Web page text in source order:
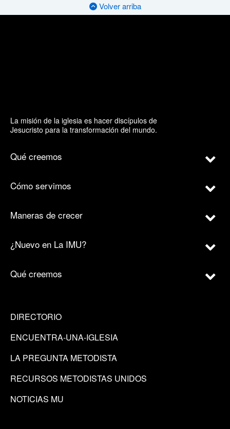
Volver arriba
La misión de la iglesia es hacer discípulos de
Jesucristo para la transformación del mundo.
Qué creemos
Cómo servimos
Maneras de crecer
¿Nuevo en La IMU?
Qué creemos
DIRECTORIO
ENCUENTRA-UNA-IGLESIA
LA PREGUNTA METODISTA
RECURSOS METODISTAS UNIDOS
NOTICIAS MU